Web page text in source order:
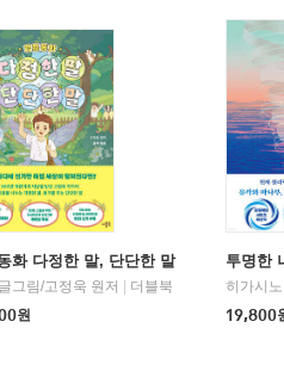
화 다정한 말, 단단한 말
그림/고정욱 원저
더블북
원
투명한
히가시
19,800